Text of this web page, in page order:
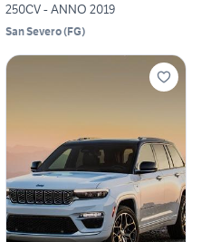
250CV - ANNO 2019
San Severo(FG)